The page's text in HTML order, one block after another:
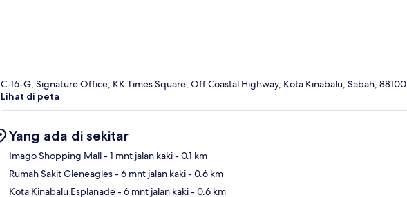
C-16-G, Signature Office, KK Times Square, Off Coastal Highway, Kota Kinabalu, Sabah, 88100
Lihat di peta
Yang ada di sekitar
Imago Shopping Mall- 1 mnt jalan kaki- 0.1 km
Rumah Sakit Gleneagles- 6 mnt jalan kaki- 0.6 km
Kota Kinabalu Esplanade- 6 mnt jalan kaki- 0.6 km